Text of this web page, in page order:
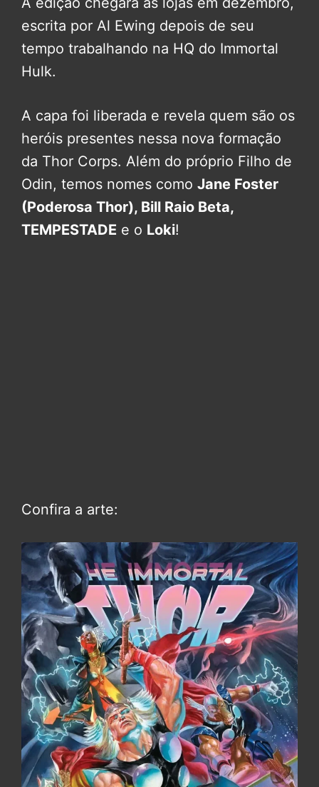
escrita por Al Ewing depois de seu
tempo trabalhando na HQ do Immortal
Hulk.
A capa foi liberada e revela quem são os
heróis presentes nessa nova formação
da Thor Corps. Além do próprio Filho de
Odin, temos nomes como Jane Foster
(Poderosa Thor), Bill Raio Beta,
TEMPESTADE e o Loki!
Confira a arte: